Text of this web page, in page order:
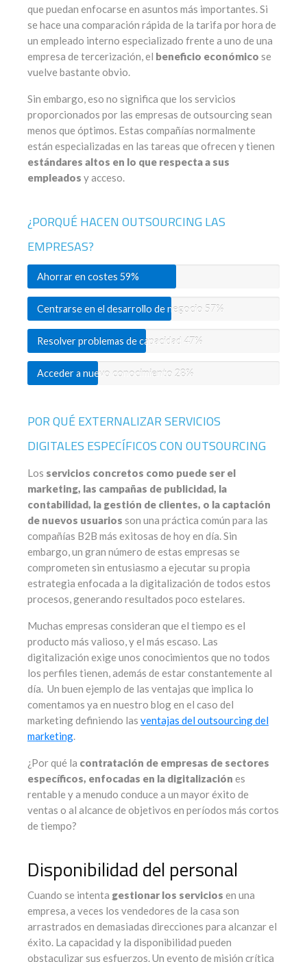
que puedan enfocarse en asuntos más importantes. Si
se hace una comparación rápida de la tarifa por hora de
un empleado interno especializado frente a uno de una
empresa de tercerización, el beneficio económico se
vuelve bastante obvio.
Sin embargo, eso no significa que los servicios
proporcionados por las empresas de outsourcing sean
menos que óptimos. Estas compañías normalmente
están especializadas en las tareas que ofrecen y tienen
estándares altos en lo que respecta a sus
empleados y acceso.
¿PORQUÉ HACEN OUTSOURCING LAS
EMPRESAS?
Ahorrar en costes59%
Centrarse en el desarrollo de negocio 57%
Resolver problemas de capacidad 47%
Acceder a nuevo conocimiento28%
POR QUÉ EXTERNALIZAR SERVICIOS
DIGITALES ESPECÍFICOS CON OUTSOURCING
Los servicios concretos como puede ser el
marketing, las campañas de publicidad, la
contabilidad, la gestión de clientes, o la captación
de nuevos usuarios son una práctica común para las
compañías B2B más exitosas de hoy en día. Sin
embargo, un gran número de estas empresas se
comprometen sin entusiasmo a ejecutar su propia
estrategia enfocada a la digitalización de todos estos
procesos, generando resultados poco estelares.
Muchas empresas consideran que el tiempo es el
producto más valioso, y el más escaso. Las
digitalización exige unos conocimientos que no todos
los perfiles tienen, además de estar constantemente al
día. Un buen ejemplo de las ventajas que implica lo
comentamos ya en nuestro blog en el caso del
marketing definiendo las ventajas del outsourcing del
marketing.
¿Por qué la contratación de empresas de sectores
específicos, enfocadas en la digitalización es
rentable y a menudo conduce a un mayor éxito de
ventas o al alcance de objetivos en períodos más cortos
de tiempo?
Disponibilidad del personal
Cuando se intenta gestionar los servicios en una
empresa, a veces los vendedores de la casa son
arrastrados en demasiadas direcciones para alcanzar el
éxito. La capacidad y la disponibilidad pueden
obstaculizar sus esfuerzos. Un evento de misión crítica